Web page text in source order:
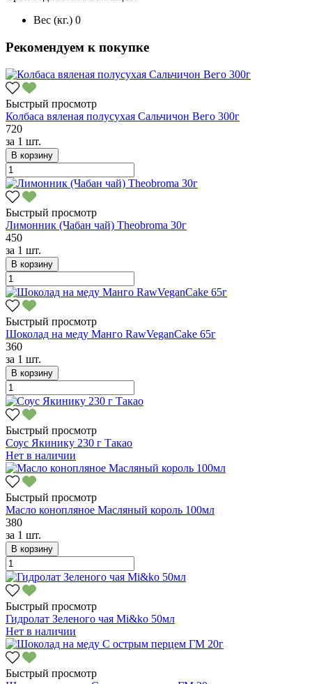
Вес (кг.) 0
Рекомендуем к покупке
Быстрый просмотр
Колбаса вяленая полусухая Сальчичон Вего 300г
720
за 1 шт.
В корзину
Быстрый просмотр
Лимонник (Чабан чай) Theobroma 30г
450
за 1 шт.
В корзину
Быстрый просмотр
Шоколад на меду Манго RawVeganCake 65г
360
за 1 шт.
В корзину
Быстрый просмотр
Соус Якинику 230 г Такао
Нет в наличии
Быстрый просмотр
Масло конопляное Масляный король 100мл
380
за 1 шт.
В корзину
Быстрый просмотр
Гидролат Зеленого чая Mi&ko 50мл
Нет в наличии
Быстрый просмотр